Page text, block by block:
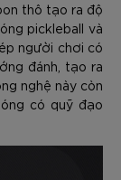
thô tạo ra độ
pickleball và
người chơi có
đánh, tạo ra
nghệ này còn
có quỹ đạo